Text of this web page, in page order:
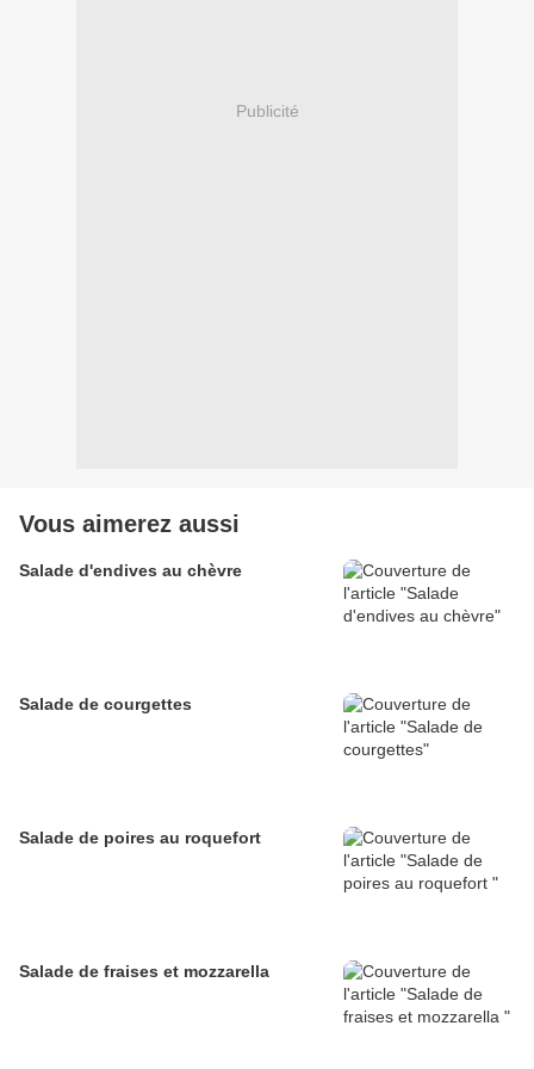
Publicité
Vous aimerez aussi
Salade d'endives au chèvre
Salade de courgettes
Salade de poires au roquefort
Salade de fraises et mozzarella